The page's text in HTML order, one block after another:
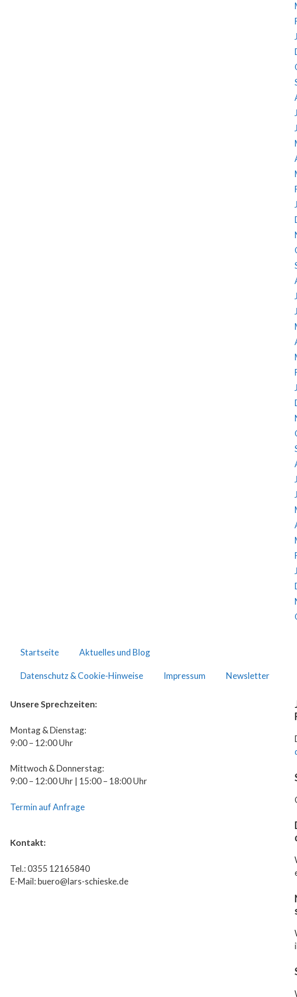
Startseite Aktuelles und Blog
Datenschutz & Cookie-Hinweise Impressum Newsletter
Unsere Sprechzeiten:
Montag & Dienstag:
9:00 – 12:00 Uhr
Mittwoch & Donnerstag:
9:00 – 12:00 Uhr | 15:00 – 18:00 Uhr
Termin auf Anfrage
Kontakt:
Tel.: 0355 12165840
E-Mail: buero@lars-schieske.de